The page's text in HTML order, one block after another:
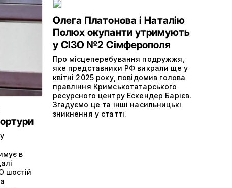
в
шостій
Олега Платонова і Наталію
Полюх окупанти утримують
у СІЗО №2 Сімферополя
Про місцеперебування подружжя,
яке представники РФ викрали ще у
квітні 2025 року, повідомив голова
правління Кримськотатарського
ресурсного центру Ескендер Барієв.
Згадуємо це та інші насильницькі
зникнення у статті.